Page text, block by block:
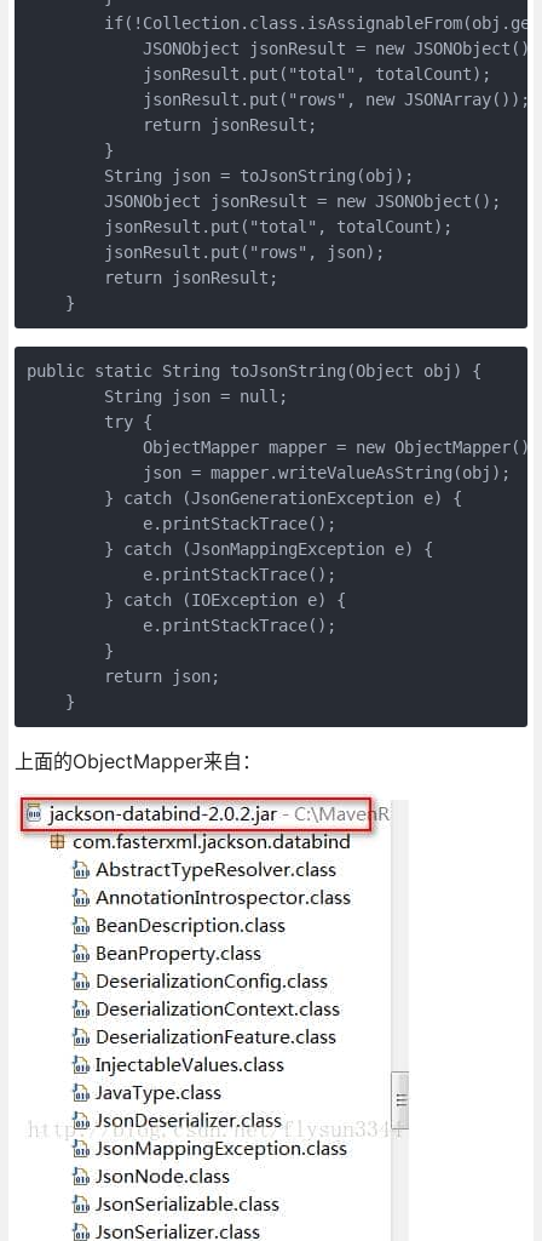
            JSONObject jsonResult = new JSONObject();
            jsonResult.put("total", totalCount);
            jsonResult.put("rows", new JSONArray());
            return jsonResult;
        }
        String json = toJsonString(obj);
        JSONObject jsonResult = new JSONObject();
        jsonResult.put("total", totalCount);
        jsonResult.put("rows", json);
        return jsonResult;
    }
public static String toJsonString(Object obj) {
        String json = null;
        try {
            ObjectMapper mapper = new ObjectMapper();
            json = mapper.writeValueAsString(obj);
        } catch (JsonGenerationException e) {
            e.printStackTrace();
        } catch (JsonMappingException e) {
            e.printStackTrace();
        } catch (IOException e) {
            e.printStackTrace();
        }
        return json;
    }
上面的ObjectMapper来自：